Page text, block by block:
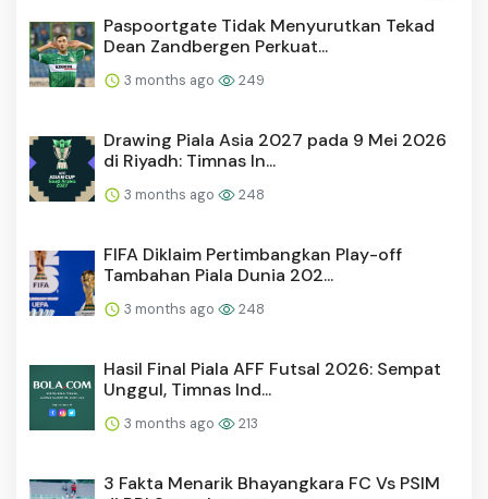
Paspoortgate Tidak Menyurutkan Tekad
Dean Zandbergen Perkuat...
3 months ago 249
Drawing Piala Asia 2027 pada 9 Mei 2026
di Riyadh: Timnas In...
3 months ago 248
FIFA Diklaim Pertimbangkan Play-off
Tambahan Piala Dunia 202...
3 months ago 248
Hasil Final Piala AFF Futsal 2026: Sempat
Unggul, Timnas Ind...
3 months ago 213
3 Fakta Menarik Bhayangkara FC Vs PSIM